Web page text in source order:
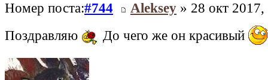
Номер поста:#744 Aleksey » 28 окт
Поздравляю
До чего же он красивый